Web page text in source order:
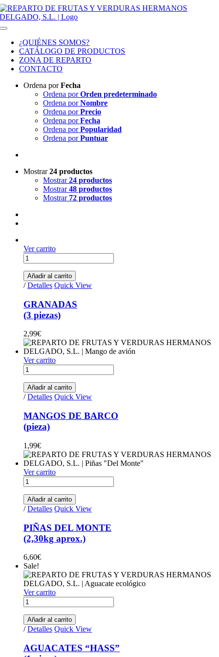
Saltar al contenido
Toggle Navigation
¿QUIÉNES SOMOS?
CATÁLOGO DE PRODUCTOS
ZONA DE REPARTO
CONTACTO
Ordena porFecha
Ordena porOrden predeterminado
Ordena porNombre
Ordena porPrecio
Ordena porFecha
Ordena porPopularidad
Ordena porPuntuar
Mostrar24 productos
Mostrar24 productos
Mostrar48 productos
Mostrar 72 productos
Ver carrito
GRANADAS (3 piezas) quantity
Añadir al carrito
/ Detalles Quick View
GRANADAS
(3 piezas)
2,99€
Ver carrito
MANGOS DE BARCO(pieza) quantity
Añadir al carrito
/ Detalles Quick View
MANGOS DE BARCO
(pieza)
1,99€
Ver carrito
PIÑAS DEL MONTE (2,30kg aprox.) quantity
Añadir al carrito
/ Detalles Quick View
PIÑAS DEL MONTE
(2,30kg aprox.)
6,60€
Sale!
Ver carrito
AGUACATES "HASS"(1 pieza) quantity
Añadir al carrito
/ Detalles Quick View
AGUACATES “HASS”